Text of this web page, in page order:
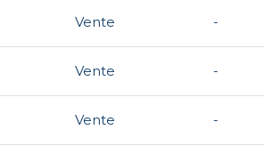
Vente -
Vente -
Vente -